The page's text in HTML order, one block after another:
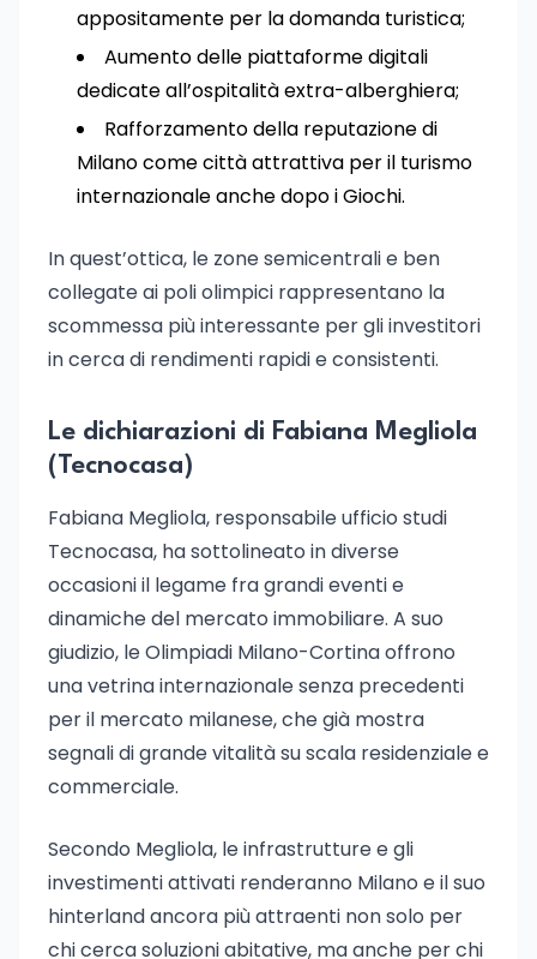
appositamente per la domanda turistica;
Aumento delle piattaforme digitali
dedicate all’ospitalità extra-alberghiera;
Rafforzamento della reputazione di
Milano come città attrattiva per il turismo
internazionale anche dopo i Giochi.
In quest’ottica, le zone semicentrali e ben
collegate ai poli olimpici rappresentano la
scommessa più interessante per gli investitori
in cerca di rendimenti rapidi e consistenti.
Le dichiarazioni di Fabiana Megliola
(Tecnocasa)
Fabiana Megliola, responsabile ufficio studi
Tecnocasa, ha sottolineato in diverse
occasioni il legame fra grandi eventi e
dinamiche del mercato immobiliare. A suo
giudizio, le Olimpiadi Milano-Cortina offrono
una vetrina internazionale senza precedenti
per il mercato milanese, che già mostra
segnali di grande vitalità su scala residenziale e
commerciale.
Secondo Megliola, le infrastrutture e gli
investimenti attivati renderanno Milano e il suo
hinterland ancora più attraenti non solo per
chi cerca soluzioni abitative, ma anche per chi